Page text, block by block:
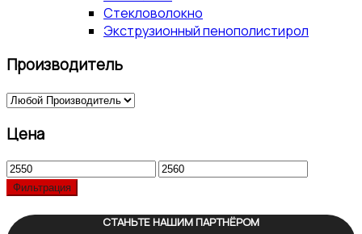
Стекловолокно
Экструзионный пенополистирол
Производитель
Цена
Минимальная
цена
Максимальная
Фильтрация
СТАНЬТЕ НАШИМ ПАРТНЁРОМ